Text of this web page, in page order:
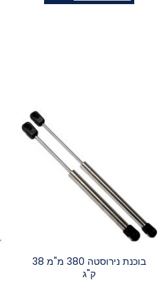
בוכנת נירוסטה 380 מ"מ 38
ק"ג